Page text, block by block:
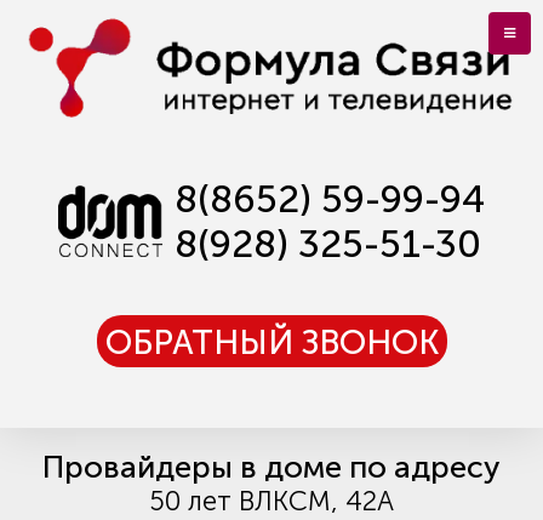
8(8652) 59-99-94
8(928) 325-51-30
ОБРАТНЫЙ ЗВОНОК
Провайдеры в доме по адресу
50 лет ВЛКСМ, 42А